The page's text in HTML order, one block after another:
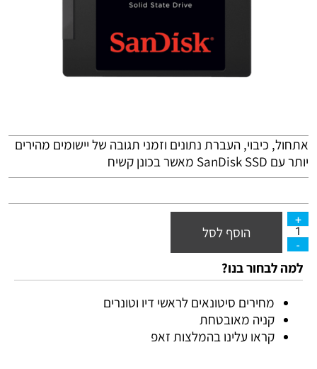
אתחול, כיבוי, העברת נתונים וזמני תגובה של יישומים מהירים
יותר עם SanDisk SSD מאשר בכונן קשיח
הוסף לסל
למה לבחור בנו?
מחירים סיטונאים לראשי דיו וטונרים
קניה מאובטחת
קראו עלינו בהמלצות זאפ